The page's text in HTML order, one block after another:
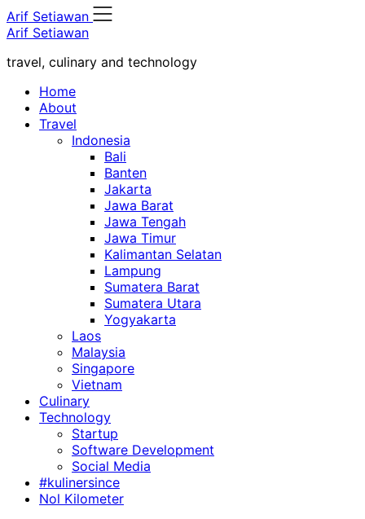
Skip
to
Arif Setiawan
Arif Setiawan
travel, culinary and technology
Home
About
Travel
Indonesia
Bali
Banten
Jakarta
Jawa Barat
Jawa Tengah
Jawa Timur
Kalimantan Selatan
Lampung
Sumatera Barat
Sumatera Utara
Yogyakarta
Laos
Malaysia
Singapore
Vietnam
Culinary
Technology
Startup
Software Development
Social Media
#kulinersince
Nol Kilometer